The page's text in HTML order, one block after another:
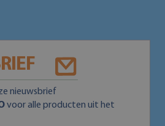
nieuwsbrief
voor alle producten uit het